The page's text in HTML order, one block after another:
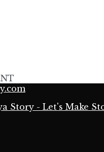
Story - Let's Make